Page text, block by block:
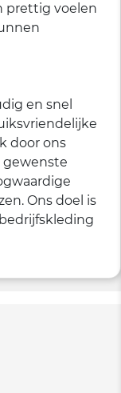
prettig voelen
en snel
door ons
gewenste
Ons doel is